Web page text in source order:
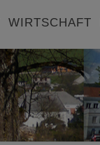
WIRTSCHAFT